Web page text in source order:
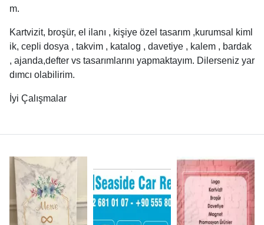
m.
Kartvizit, broşür, el ilanı , kişiye özel tasarım ,kurumsal kiml
ik, cepli dosya , takvim , katalog , davetiye , kalem , bardak
, ajanda,defter vs tasarımlarını yapmaktayım. Dilerseniz yar
dımcı olabilirim.
İyi Çalışmalar